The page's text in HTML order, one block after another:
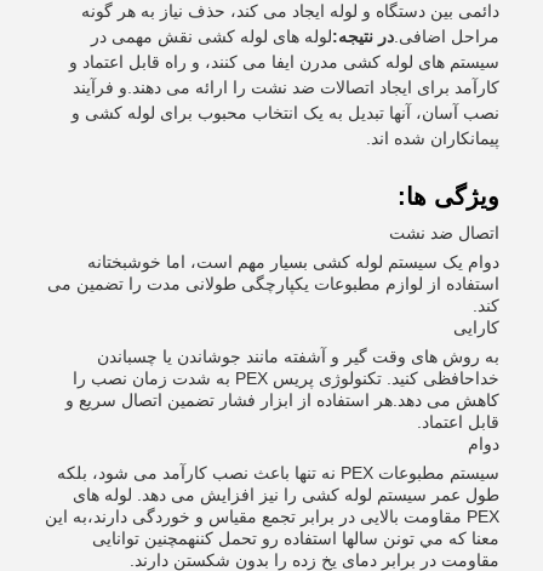
دائمی بین دستگاه و لوله ایجاد می کند، حذف نیاز به هر گونه
مراحل اضافی. در نتیجه:لوله های لوله کشی نقش مهمی در
سیستم های لوله کشی مدرن ایفا می کنند، و راه قابل اعتماد و
کارآمد برای ایجاد اتصالات ضد نشت را ارائه می دهند.و فرآیند
نصب آسان، آنها تبدیل به یک انتخاب محبوب برای لوله کشی و
پیمانکاران شده اند.
ویژگی ها:
اتصال ضد نشت
دوام یک سیستم لوله کشی بسیار مهم است، اما خوشبختانه
استفاده از لوازم مطبوعات یکپارچگی طولانی مدت را تضمین می
کند.
کارایی
به روش های وقت گیر و آشفته مانند جوشاندن یا چسباندن
خداحافظی کنید. تکنولوژی پریس PEX به شدت زمان نصب را
کاهش می دهد.هر استفاده از ابزار فشار تضمین اتصال سریع و
قابل اعتماد.
دوام
سیستم مطبوعات PEX نه تنها باعث نصب کارآمد می شود، بلکه
طول عمر سیستم لوله کشی را نیز افزایش می دهد. لوله های
PEX مقاومت بالایی در برابر تجمع مقیاس و خوردگی دارند،به اين
معنا که مي تونن سالها استفاده رو تحمل کننهمچنین توانایی
مقاومت در برابر دمای یخ زده را بدون شکستن دارند.